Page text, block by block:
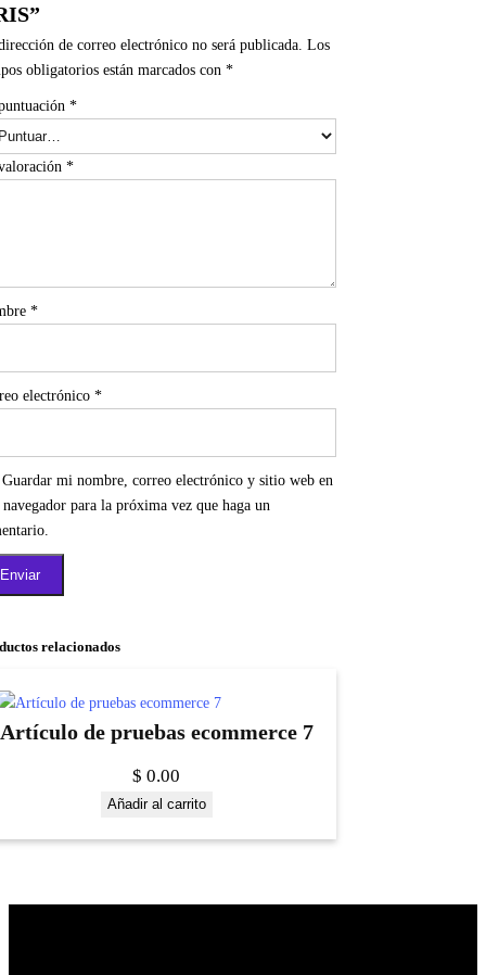
de correo electrónico no será publicada. Los
obligatorios están marcados con *
*
*
*
electrónico *
Guardar mi nombre, correo electrónico y sitio web en
navegador para la próxima vez que haga un
relacionados
Artículo de pruebas ecommerce 7
$ 0.00
Añadir al carrito